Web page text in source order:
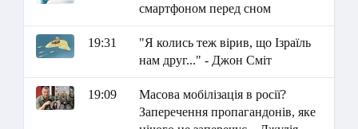
смартфоном перед сном
19:31
"Я колись теж вірив, що Ізраїль
нам друг..." - Джон Сміт
19:09
Масова мобілізація в росії?
Заперечення пропагандонів, яке